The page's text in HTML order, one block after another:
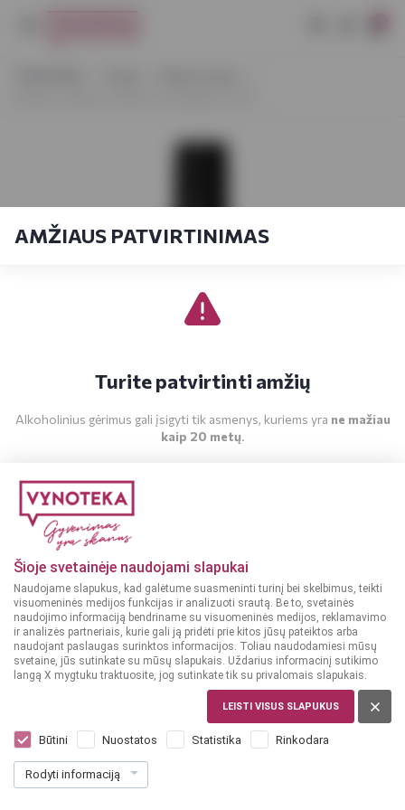
Šioje svetainėje naudojami slapukai
Naudojame slapukus, kad galėtume suasmeninti turinį bei skelbimus, teikti
visuomeninės medijos funkcijas ir analizuoti srautą. Be to, svetainės
naudojimo informaciją bendriname su visuomeninės medijos, reklamavimo
ir analizės partneriais, kurie gali ją pridėti prie kitos jūsų pateiktos arba
naudojant paslaugas surinktos informacijos. Toliau naudodamiesi mūsų
svetaine, jūs sutinkate su mūsų slapukais. Uždarius informacinį sutikimo
langą X mygtuku traktuosite, jog sutinkate tik su privalomais slapukais.
LEISTI VISUS SLAPUKUS
Būtini Nuostatos Statistika Rinkodara
Rodyti informaciją
AMŽIAUS PATVIRTINIMAS
Turite patvirtinti amžių
Alkoholinius gėrimus gali įsigyti tik asmenys, kuriems yra ne mažiau
kaip 20 metų.
Morpho Helena Cabernet Sauvignon
0,75 l
Dar nėra balsų, galite įvertinti